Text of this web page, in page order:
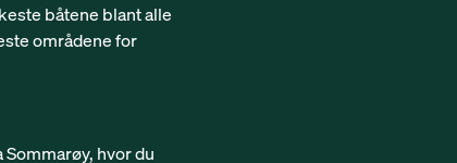
båtene blant alle
områdene for
hvor du